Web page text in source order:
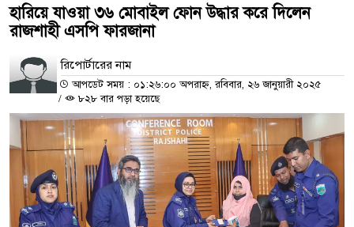
হারিয়ে যাওয়া ৩৬ মোবাইল ফোন উদ্ধার করে দিলেন
রাজশাহী এসপি ফারজানা
রিপোর্টারের নাম
আপডেট সময় : ০১:২৬:০০ অপরাহ্ন, রবিবার, ২৬ জানুয়ারী ২০২৫
/
৮২৮ বার পড়া হয়েছে